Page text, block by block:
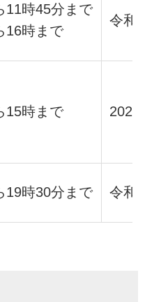
11時45分まで
16時まで
令和
15時まで 2026
19時30分まで 令和